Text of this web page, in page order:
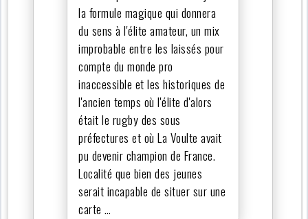
la formule magique qui donnera
du sens à l'élite amateur, un mix
improbable entre les laissés pour
compte du monde pro
inaccessible et les historiques de
l'ancien temps où l'élite d'alors
était le rugby des sous
préfectures et où La Voulte avait
pu devenir champion de France.
Localité que bien des jeunes
serait incapable de situer sur une
carte …